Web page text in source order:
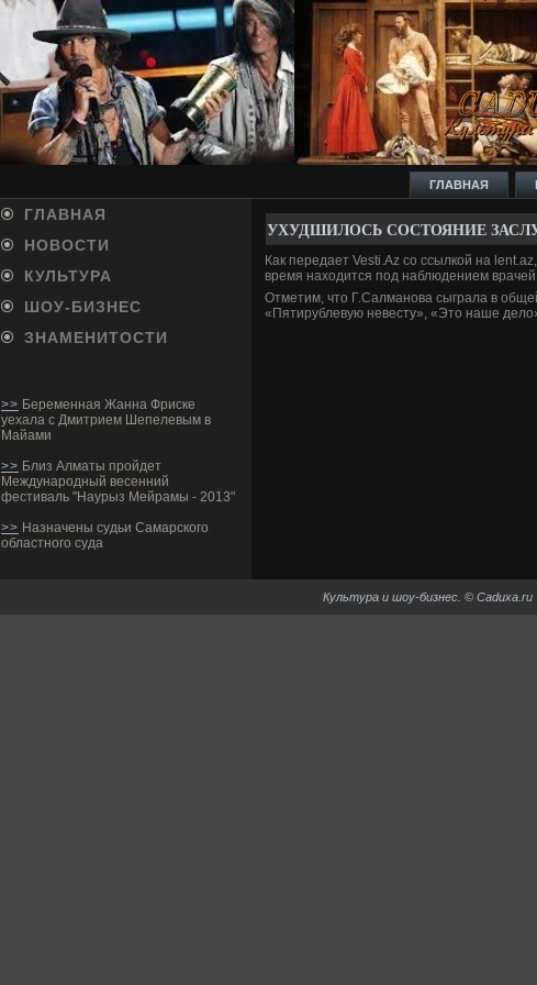
ГЛАВНАЯ
ГЛАВНАЯ
НОВОСТИ
КУЛЬТУРА
ШОУ-БИ­ЗНЕС
ЗНАМЕНИТОСТИ
>> Беременная Жанна Фриске
уехала с Дмитрием Шепелевым в
Майами
>> Близ Алматы пройдет
Международный весенний
фестиваль "Наурыз Мейрамы - 2013"
>> Назначены судьи Самарского
областного суда
УХУДШИЛОСЬ СОСТОЯНИЕ
Как передает Vesti.Az со ссылкой на
время находится под наблюде­нием врачей.
Отметим, что Г.Салманова сыграла в
«Пятирублевую неве­сту», «Это наше
Культура и шоу-би­знес. © Caduxa.ru